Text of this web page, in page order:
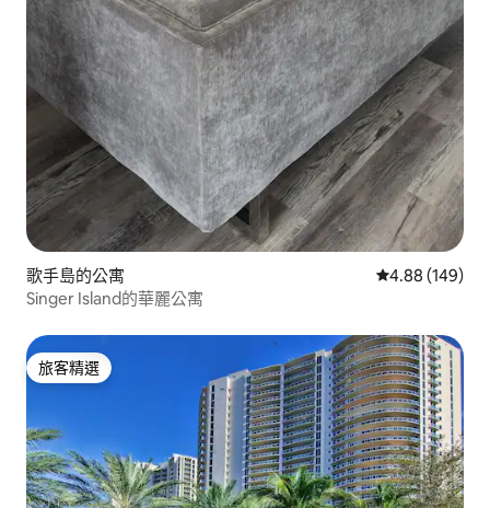
歌手島的公寓 從 149 則評價
4.88 (149)
Singer Island的華麗公寓
旅客精選
旅客精選